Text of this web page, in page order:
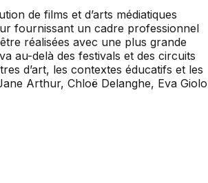
de films et d’arts médiatiques
fournissant un cadre professionnel
réalisées avec une plus grande
au-delà des festivals et des circuits
d’art, les contextes éducatifs et les
Arthur, Chloë Delanghe, Eva Giolo